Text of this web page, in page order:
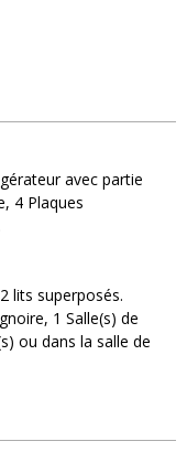
avec partie
4 Plaques
lits superposés
1 Salle(s) de
ou dans la salle de